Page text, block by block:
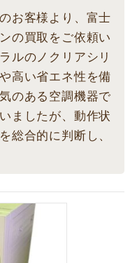
お客様より、富士
の買取をご依頼い
ルのノクリアシリ
高い省エネ性を備
のある空調機器で
ましたが、動作状
総合的に判断し、